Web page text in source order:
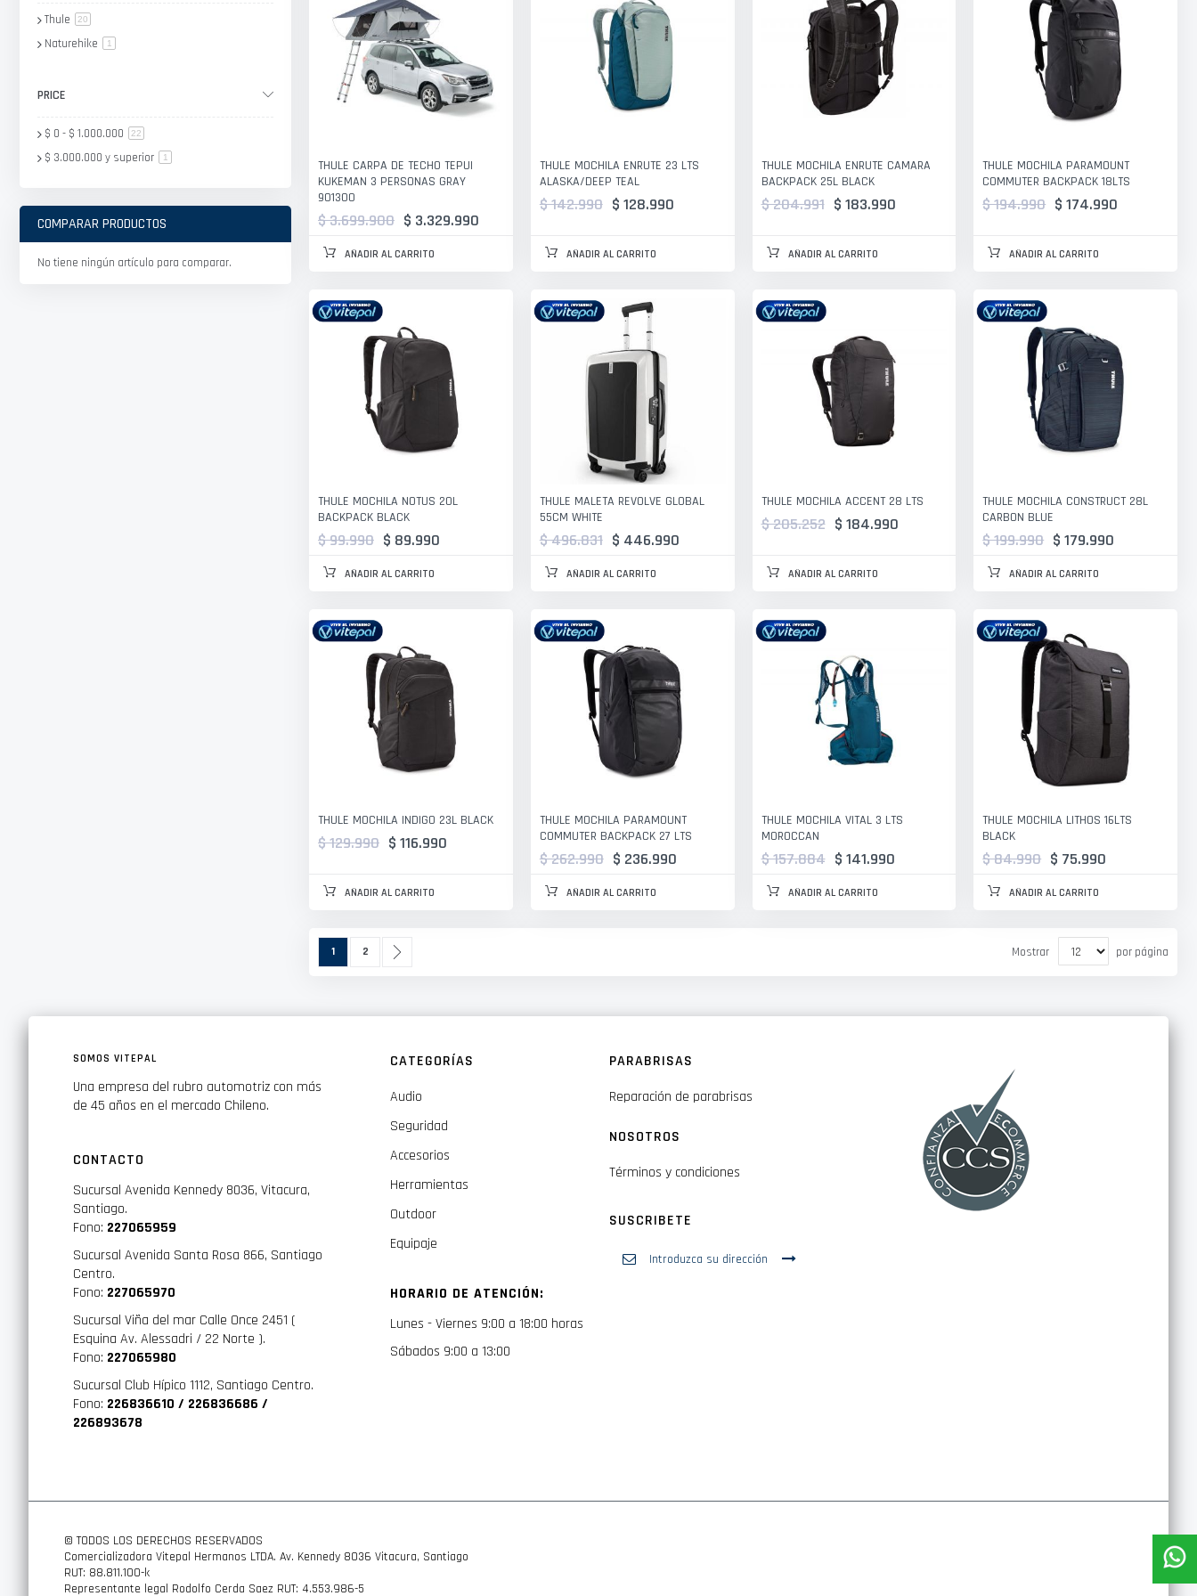
THULE CARPA DE TECHO TEPUI
KUKEMAN 3 PERSONAS GRAY
901300
$ 3.329.990
$ 3.699.900
AÑADIR AL CARRITO
THULE MOCHILA ENRUTE 23 LTS
ALASKA/DEEP TEAL
$ 128.990
$ 142.990
AÑADIR AL CARRITO
THULE MOCHILA ENRUTE CAMARA
BACKPACK 25L BLACK
$ 183.990
$ 204.991
AÑADIR AL CARRITO
THULE MOCHILA PARAMOUNT
COMMUTER BACKPACK 18LTS
$ 174.990
$ 194.990
AÑADIR AL CARRITO
THULE MOCHILA NOTUS 20L
BACKPACK BLACK
$ 89.990
$ 99.990
AÑADIR AL CARRITO
THULE MALETA REVOLVE GLOBAL
55CM WHITE
$ 446.990
$ 496.831
AÑADIR AL CARRITO
THULE MOCHILA ACCENT 28 LTS
$ 184.990
$ 205.252
AÑADIR AL CARRITO
THULE MOCHILA CONSTRUCT 28L
CARBON BLUE
$ 179.990
$ 199.990
AÑADIR AL CARRITO
THULE MOCHILA INDIGO 23L BLACK
$ 116.990
$ 129.990
AÑADIR AL CARRITO
THULE MOCHILA PARAMOUNT
COMMUTER BACKPACK 27 LTS
$ 236.990
$ 262.990
AÑADIR AL CARRITO
THULE MOCHILA VITAL 3 LTS
MOROCCAN
$ 141.990
$ 157.884
AÑADIR AL CARRITO
THULE MOCHILA LITHOS 16LTS
BLACK
$ 75.990
$ 84.990
AÑADIR AL CARRITO
Actualmente estás leyendo página
1 Página
2 Mostrar por página
Thule 20
Naturehike 1
PRICE
$ 0 - $ 1.000.000 22
$ 3.000.000 y superior 1
COMPARAR PRODUCTOS
No tiene ningún artículo para comparar.
SOMOS VITEPAL
Una empresa del rubro automotriz con más
de 45 años en el mercado Chileno.
CONTACTO
Sucursal Avenida Kennedy 8036, Vitacura,
Santiago.
Fono: 227065959
Sucursal Avenida Santa Rosa 866, Santiago
Centro.
Fono: 227065970
Sucursal Viña del mar Calle Once 2451 (
Esquina Av. Alessadri / 22 Norte ).
Fono: 227065980
Sucursal Club Hípico 1112, Santiago Centro.
Fono: 226836610 / 226836686 /
226893678
CATEGORÍAS
Audio
Seguridad
Accesorios
Herramientas
Outdoor
Equipaje
HORARIO DE ATENCIÓN:
Lunes - Viernes 9:00 a 18:00 horas
Sábados 9:00 a 13:00
PARABRISAS
Reparación de parabrisas
NOSOTROS
Términos y condiciones
SUSCRIBETE
© TODOS LOS DERECHOS RESERVADOS
Comercializadora Vitepal Hermanos LTDA. Av. Kennedy 8036 Vitacura, Santiago
RUT: 88.811.100-k
Representante legal Rodolfo Cerda Saez RUT: 4.553.986-5